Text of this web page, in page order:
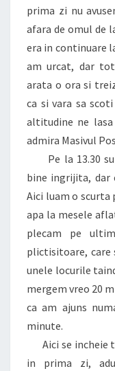
prima zi nu
afara de omul de
era in continuare
am urcat, dar
arata o ora si
ca si vara sa
altitudine ne
admira Masivul
Pe la 13.30
bine ingrijita, dar
Aici luam o scurta
apa la mesele
plecam pe
plictisitoare, care
unele locurile
mergem vreo 20
ca am ajuns
minute.
Aici se incheie
in prima zi,